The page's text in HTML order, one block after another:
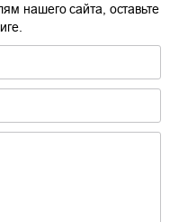
нашего сайта, оставьте